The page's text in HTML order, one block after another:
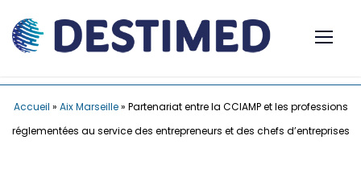
Accueil » Aix Marseille» Partenariat entre la CCIAMP et les professions
réglementées au service des entrepreneurs et des chefs d’entreprises